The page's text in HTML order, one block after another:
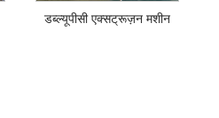
डब्ल्यूपीसी एक्सट्रूज़न मशीन